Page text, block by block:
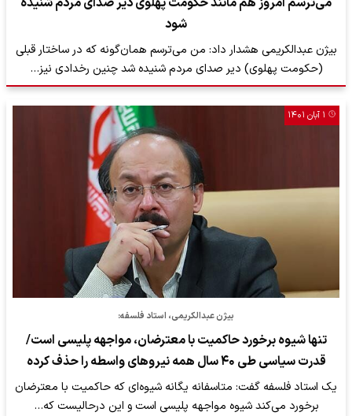
شود
بیژن عبدالکریمی هشدار داد: من می‌ترسم همان‌گونه که در ساختار قبلی
(حکومت پهلوی) دیر صدای مردم شنیده شد چنین رخدادی نیز…
۱ آبان ۱۴۰۱
بیژن عبدالکریمی، استاد فلسفه:
تنها شیوه‌ برخورد حاکمیت با معترضان، مواجهه پلیسی است/
قدرت سیاسی طی ۴۰ سال همه نیروهای واسطه را حذف کرده
یک استاد فلسفه گفت: متاسفانه یگانه شیوه‌ای که حاکمیت با معترضان
برخورد می‌کند شیوه مواجهه پلیسی است و این درحالیست که…